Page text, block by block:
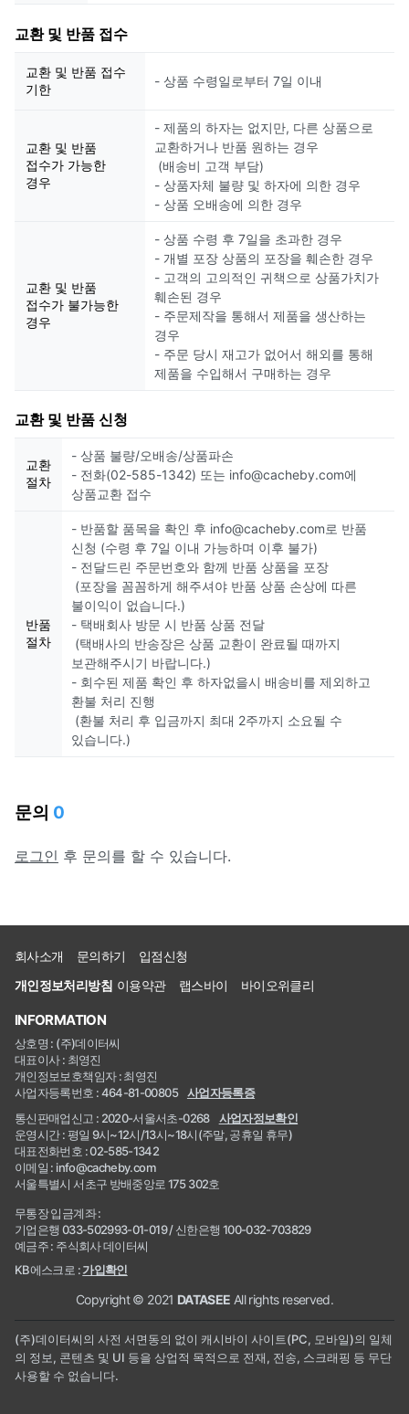
교환 및 반품 접수
교환 및 반품 접수
기한
- 상품 수령일로부터 7일 이내
교환 및 반품
접수가 가능한
경우
- 제품의 하자는 없지만, 다른 상품으로
교환하거나 반품 원하는 경우
(배송비 고객 부담)
- 상품자체 불량 및 하자에 의한 경우
- 상품 오배송에 의한 경우
교환 및 반품
접수가 불가능한
경우
- 상품 수령 후 7일을 초과한 경우
- 개별 포장 상품의 포장을 훼손한 경우
- 고객의 고의적인 귀책으로 상품가치가
훼손된 경우
- 주문제작을 통해서 제품을 생산하는
경우
- 주문 당시 재고가 없어서 해외를 통해
제품을 수입해서 구매하는 경우
교환 및 반품 신청
교환
절차
- 상품 불량/오배송/상품파손
- 전화(02-585-1342) 또는 info@cacheby.com에
상품교환 접수
반품
절차
- 반품할 품목을 확인 후 info@cacheby.com로 반품
신청 (수령 후 7일 이내 가능하며 이후 불가)
- 전달드린 주문번호와 함께 반품 상품을 포장
(포장을 꼼꼼하게 해주셔야 반품 상품 손상에 따른
불이익이 없습니다.)
- 택배회사 방문 시 반품 상품 전달
(택배사의 반송장은 상품 교환이 완료될 때까지
보관해주시기 바랍니다.)
- 회수된 제품 확인 후 하자없을시 배송비를 제외하고
환불 처리 진행
(환불 처리 후 입금까지 최대 2주까지 소요될 수
있습니다.)
문의 0
로그인 후 문의를 할 수 있습니다.
회사소개 문의하기
입점신청
개인정보처리방침 이용약관 랩스바이 바이오위클리
INFORMATION
상호명 : (주)데이터씨
대표이사 : 최영진
개인정보보호책임자 : 최영진
사업자등록번호 : 464-81-00805
사업자등록증
통신판매업신고 : 2020-서울서초-0268
사업자정보확인
운영시간 : 평일 9시~12시/13시~18시(주말, 공휴일 휴무)
대표전화번호 : 02-585-1342
이메일 : info@cacheby.com
서울특별시 서초구 방배중앙로 175 302호
무통장 입금계좌 :
기업은행 033-502993-01-019 / 신한은행 100-032-703829
예금주 : 주식회사 데이터씨
KB에스크로 :가입확인
Copyright © 2021 DATASEE All rights reserved.
(주)데이터씨의 사전 서면동의 없이 캐시바이 사이트(PC, 모바일)의 일체
의 정보, 콘텐츠 및 UI 등을 상업적 목적으로 전재, 전송, 스크래핑 등 무단
사용할 수 없습니다.